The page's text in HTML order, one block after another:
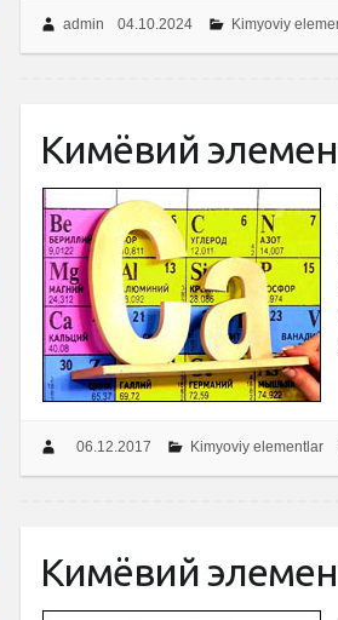
admin 04.10.2024 Kimyoviy
Кимёвий
06.12.2017 Kimyoviy elementlar
Кимёвий